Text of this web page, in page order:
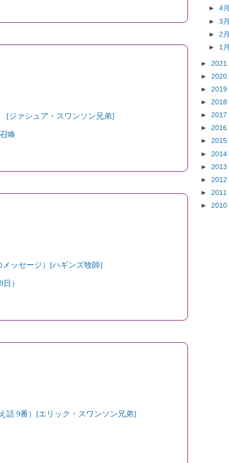
[ジァシュア・スワンソン兄弟]
喚
メッセージ）[ハギンズ牧師]
）
話 9番）[エリック・スワンソン兄弟]
►4月
►3月
► 2月
► 1月
► 2021
► 2020
► 2019
► 2018
► 2017
► 2016
► 2015
► 2014
► 2013
► 2012
► 2011
► 2010